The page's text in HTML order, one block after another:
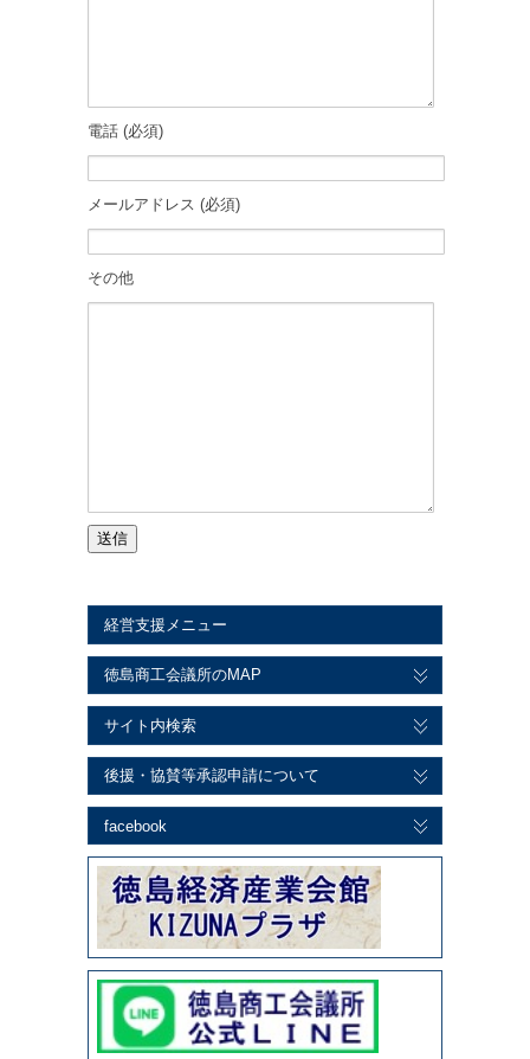
電話 (必須)
メールアドレス (必須)
その他
経営支援メニュー
徳島商工会議所のMAP
サイト内検索
後援・協賛等承認申請について
facebook